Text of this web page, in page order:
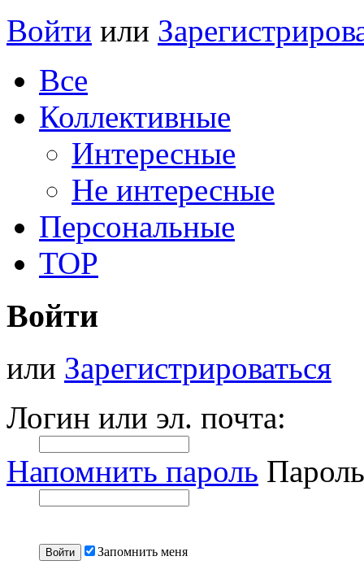
Войти или
Все
Коллективные
Интересные
Не интересные
Персональные
TOP
Войти
или Зарегистрироваться
Логин или эл. почта:
Напомнить пароль
Запомнить меня